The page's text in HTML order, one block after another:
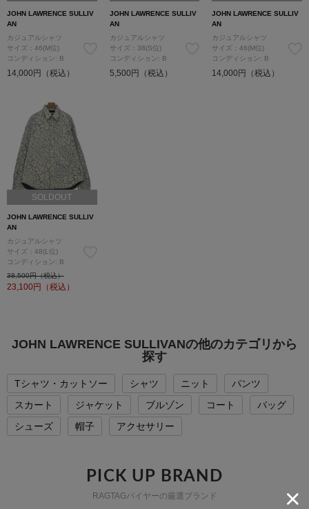
JOHN LAWRENCE SULLIV
AN
カジュアルシャツ
サイズ：46(M位)
コンディション: B
14,000円（税込）
JOHN LAWRENCE SULLIV
AN
カジュアルシャツ
サイズ：38(S位)
コンディション: B
5,500円（税込）
JOHN LAWRENCE SULLIV
AN
カジュアルシャツ
サイズ：46(M位)
コンディション: B
14,000円（税込）
SOLDOUT
JOHN LAWRENCE SULLIV
AN
カジュアルシャツ
サイズ：48(L位)
コンディション: B
38,500円（税込）
23,100円（税込）
JOHN LAWRENCE SULLIVANの他のカテゴリから
探す
Tシャツ・カットソー シャツ ニット
パンツ
スカート
ジャケット ブルゾン コート
バッグ
シューズ
帽子 アクセサリー
PICK UP BRAND
RAGTAGバイヤーの厳選ブランド